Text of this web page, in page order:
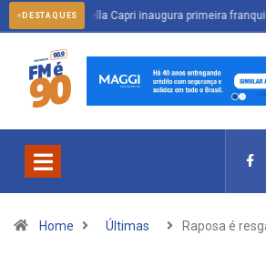
DESTAQUES
Bella Capri inaugura primeira franquia em Salto
Home Últimas Raposa é